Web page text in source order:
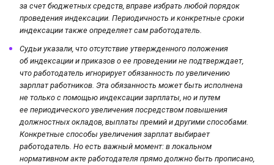
за счет бюджетных средств, вправе избрать любой порядок
проведения индексации. Периодичность и конкретные сроки
индексации также определяет сам работодатель.
Судьи указали, что отсутствие утвержденного положения
об индексации и приказов о ее проведении не подтверждает,
что работодатель игнорирует обязанность по увеличению
зарплат работников. Эта обязанность может быть исполнена
не только с помощью индексации зарплаты, но и путем
ее периодического увеличения посредством повышения
должностных окладов, выплаты премий и другими способами.
Конкретные способы увеличения зарплат выбирает
работодатель. Но есть важный момент: в локальном
нормативном акте работодателя прямо должно быть прописано,